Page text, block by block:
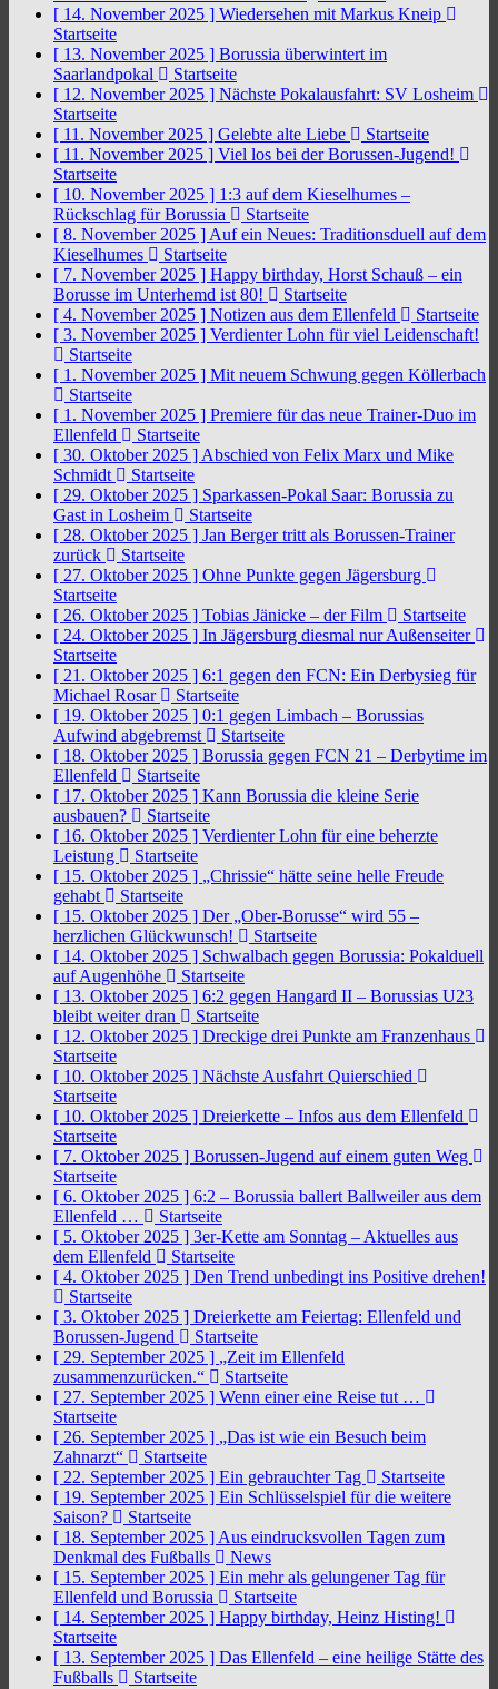
[ 14. November 2025 ] Wiedersehen mit Markus Kneip
Startseite
[ 13. November 2025 ] Borussia überwintert im
Saarlandpokal
Startseite
[ 12. November 2025 ] Nächste Pokalausfahrt: SV Losheim
Startseite
[ 11. November 2025 ] Gelebte alte Liebe
Startseite
[ 11. November 2025 ] Viel los bei der Borussen-Jugend!
Startseite
[ 10. November 2025 ] 1:3 auf dem Kieselhumes –
Rückschlag für Borussia
Startseite
[ 8. November 2025 ] Auf ein Neues: Traditionsduell auf dem
Kieselhumes
Startseite
[ 7. November 2025 ] Happy birthday, Horst Schauß – ein
Borusse im Unterhemd ist 80!
Startseite
[ 4. November 2025 ] Notizen aus dem Ellenfeld
Startseite
[ 3. November 2025 ] Verdienter Lohn für viel Leidenschaft!
Startseite
[ 1. November 2025 ] Mit neuem Schwung gegen Köllerbach
Startseite
[ 1. November 2025 ] Premiere für das neue Trainer-Duo im
Ellenfeld
Startseite
[ 30. Oktober 2025 ] Abschied von Felix Marx und Mike
Schmidt
Startseite
[ 29. Oktober 2025 ] Sparkassen-Pokal Saar: Borussia zu
Gast in Losheim
Startseite
[ 28. Oktober 2025 ] Jan Berger tritt als Borussen-Trainer
zurück
Startseite
[ 27. Oktober 2025 ] Ohne Punkte gegen Jägersburg
Startseite
[ 26. Oktober 2025 ] Tobias Jänicke – der Film
Startseite
[ 24. Oktober 2025 ] In Jägersburg diesmal nur Außenseiter
Startseite
[ 21. Oktober 2025 ] 6:1 gegen den FCN: Ein Derbysieg für
Michael Rosar
Startseite
[ 19. Oktober 2025 ] 0:1 gegen Limbach – Borussias
Aufwind abgebremst
Startseite
[ 18. Oktober 2025 ] Borussia gegen FCN 21 – Derbytime im
Ellenfeld
Startseite
[ 17. Oktober 2025 ] Kann Borussia die kleine Serie
ausbauen?
Startseite
[ 16. Oktober 2025 ] Verdienter Lohn für eine beherzte
Leistung
Startseite
[ 15. Oktober 2025 ] „Chrissie“ hätte seine helle Freude
gehabt
Startseite
[ 15. Oktober 2025 ] Der „Ober-Borusse“ wird 55 –
herzlichen Glückwunsch!
Startseite
[ 14. Oktober 2025 ] Schwalbach gegen Borussia: Pokalduell
auf Augenhöhe
Startseite
[ 13. Oktober 2025 ] 6:2 gegen Hangard II – Borussias U23
bleibt weiter dran
Startseite
[ 12. Oktober 2025 ] Dreckige drei Punkte am Franzenhaus
Startseite
[ 10. Oktober 2025 ] Nächste Ausfahrt Quierschied
Startseite
[ 10. Oktober 2025 ] Dreierkette – Infos aus dem Ellenfeld
Startseite
[ 7. Oktober 2025 ] Borussen-Jugend auf einem guten Weg
Startseite
[ 6. Oktober 2025 ] 6:2 – Borussia ballert Ballweiler aus dem
Ellenfeld …
Startseite
[ 5. Oktober 2025 ] 3er-Kette am Sonntag – Aktuelles aus
dem Ellenfeld
Startseite
[ 4. Oktober 2025 ] Den Trend unbedingt ins Positive drehen!
Startseite
[ 3. Oktober 2025 ] Dreierkette am Feiertag: Ellenfeld und
Borussen-Jugend
Startseite
[ 29. September 2025 ] „Zeit im Ellenfeld
zusammenzurücken.“
Startseite
[ 27. September 2025 ] Wenn einer eine Reise tut …
Startseite
[ 26. September 2025 ] „Das ist wie ein Besuch beim
Zahnarzt“
Startseite
[ 22. September 2025 ] Ein gebrauchter Tag
Startseite
[ 19. September 2025 ] Ein Schlüsselspiel für die weitere
Saison?
Startseite
[ 18. September 2025 ] Aus eindrucksvollen Tagen zum
Denkmal des Fußballs
News
[ 15. September 2025 ] Ein mehr als gelungener Tag für
Ellenfeld und Borussia
Startseite
[ 14. September 2025 ] Happy birthday, Heinz Histing!
Startseite
[ 13. September 2025 ] Das Ellenfeld – eine heilige Stätte des
Fußballs
Startseite